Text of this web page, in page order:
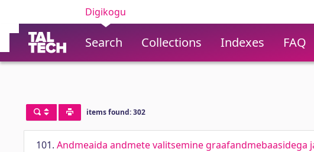
Digikogu
Search Collections Indexes FAQ
items found: 302
101. Andmeaida andmete valitsemine